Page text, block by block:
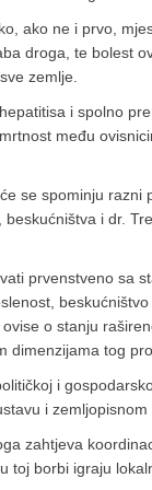
ako ne i prvo,
droga, te bolest
zemlje.
i spolno
među
se spominju razni
i dr.
prvenstveno sa
o stanju
dimenzijama tog
i
i zemljopisnom
zahtjeva
toj borbi igraju